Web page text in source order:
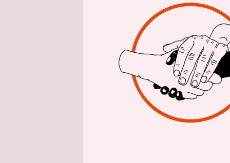
ersten
nötig
dort eben,
Mehrheit
Freuen
konnten